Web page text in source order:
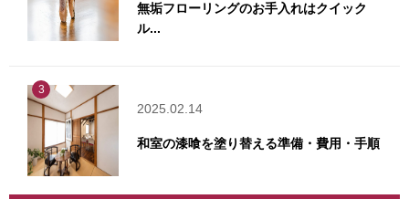
無垢フローリングのお手入れはクイック
ル...
3
2025.02.14
和室の漆喰を塗り替える準備・費用・手順